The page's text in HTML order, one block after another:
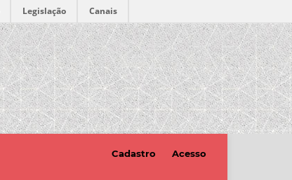
Legislação Canais
Cadastro Acesso